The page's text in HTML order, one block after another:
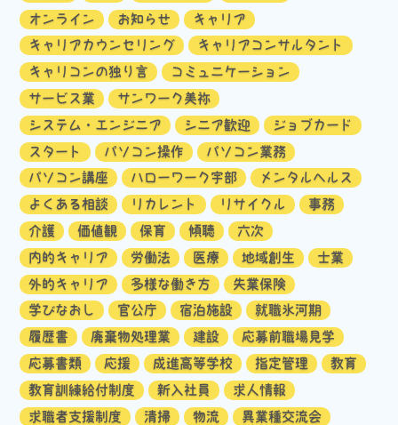
オンライン
お知らせ
キャリア
キャリアカウンセリング
キャリアコンサルタント
キャリコンの独り言
コミュニケーション
サービス業
サンワーク美祢
システム・エンジニア
シニア歓迎
ジョブカード
スタート
パソコン操作
パソコン業務
パソコン講座
ハローワーク宇部
メンタルヘルス
よくある相談
リカレント リサイクル
事務
介護
価値観 保育 傾聴
六次
内的キャリア
労働法 医療 地域創生
士業
外的キャリア
多様な働き方
失業保険
学びなおし
官公庁 宿泊施設
就職氷河期
履歴書
廃棄物処理業 建設
応募前職場見学
応募書類
応援 成進高等学校 指定管理
教育
教育訓練給付制度
新入社員
求人情報
求職者支援制度
清掃 物流
異業種交流会